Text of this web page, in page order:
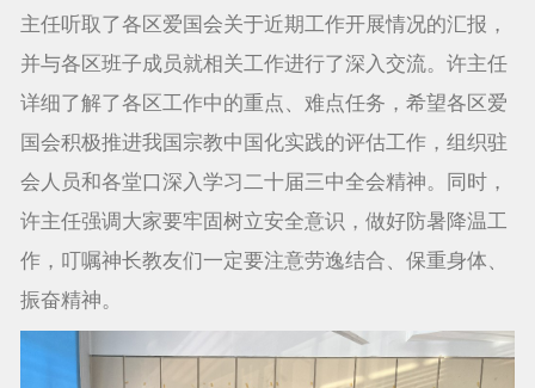
主任听取了各区爱国会关于近期工作开展情况的汇报，
并与各区班子成员就相关工作进行了深入交流。许主任
详细了解了各区工作中的重点、难点任务，希望各区爱
国会积极推进我国宗教中国化实践的评估工作，组织驻
会人员和各堂口深入学习二十届三中全会精神。同时，
许主任强调大家要牢固树立安全意识，做好防暑降温工
作，叮嘱神长教友们一定要注意劳逸结合、保重身体、
振奋精神。